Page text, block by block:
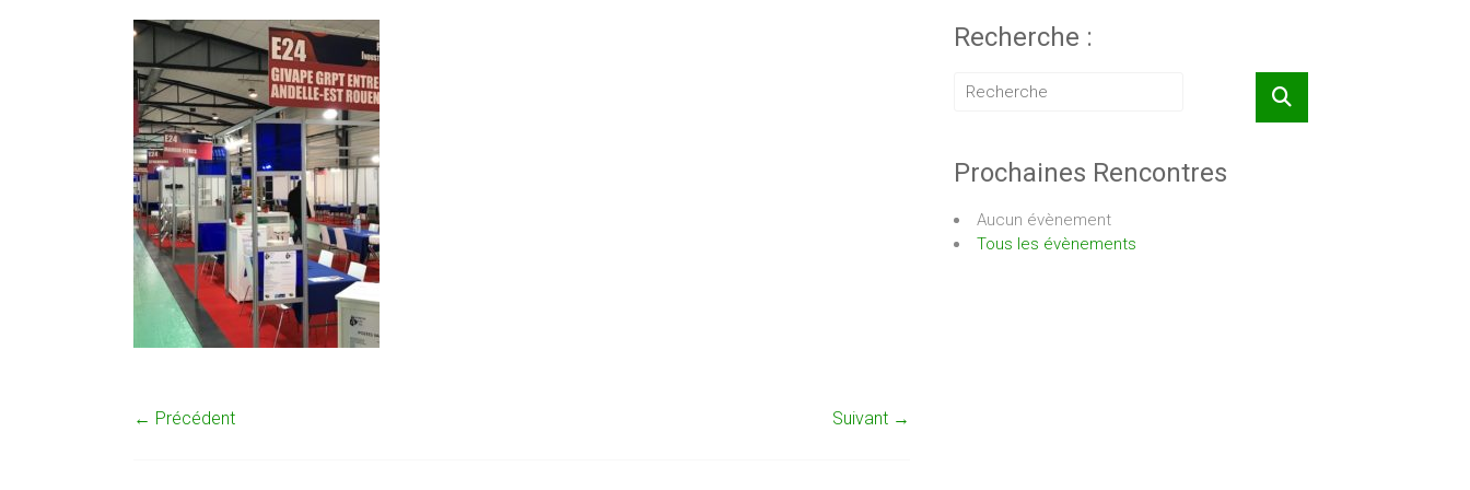
← Précédent Suivant →
Recherche :
Prochaines Rencontres
Aucun évènement
Tous les évènements